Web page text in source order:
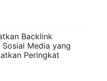
Backlink
Media yang
Peringkat